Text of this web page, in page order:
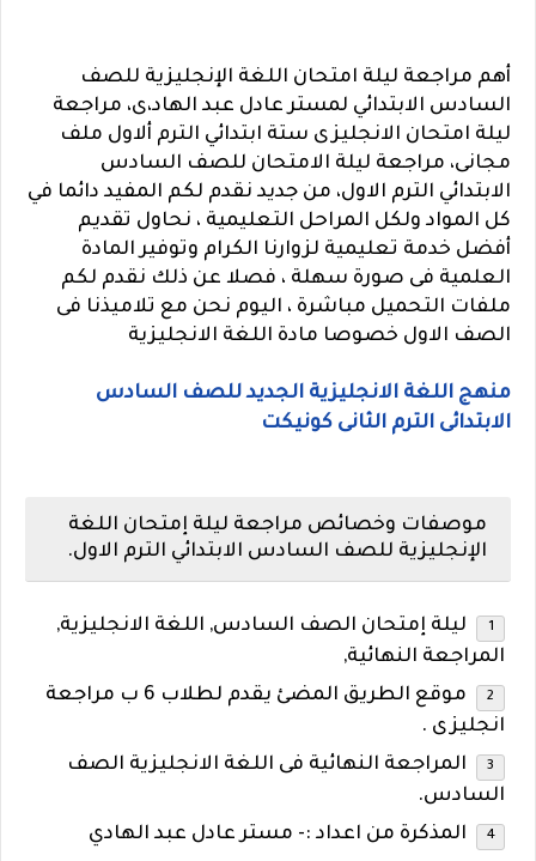
أهم مراجعة ليلة امتحان اللغة الإنجليزية للصف
السادس الابتدائي لمستر عادل عبد الهاد،ى، مراجعة
ليلة امتحان الانجليزى ستة ابتدائي الترم ألاول ملف
مجانى، مراجعة ليلة الامتحان للصف السادس
الابتدائي الترم الاول، من جديد نقدم لكم المفيد دائما في
كل المواد ولكل المراحل التعليمية ، نحاول تقديم
أفضل خدمة تعليمية لزوارنا الكرام وتوفير المادة
العلمية فى صورة سهلة ، فصلا عن ذلك نقدم لكم
ملفات التحميل مباشرة ، اليوم نحن مع تلاميذنا فى
الصف الاول خصوصا مادة اللغة الانجليزية
منهج اللغة الانجليزية الجديد للصف السادس
الابتدائى الترم الثانى كونيكت
موصفات وخصائص مراجعة ليلة إمتحان اللغة
الإنجليزية للصف السادس الابتدائي الترم الاول.
ليلة إمتحان الصف السادس, اللغة الانجليزية,
المراجعة النهائية,
موقع الطريق المضئ يقدم لطلاب 6 ب مراجعة
انجليزى .
المراجعة النهائية فى اللغة الانجليزية الصف
السادس.
المذكرة من اعداد :- مستر عادل عبد الهادي